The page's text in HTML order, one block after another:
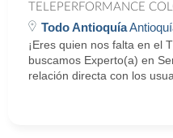
TELEPERFORMANCE
Todo Antioquía
¡Eres quien nos falta en el
buscamos Experto(a) en
relación directa con los